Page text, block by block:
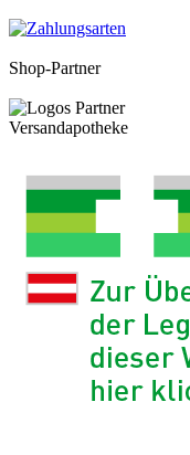
Shop-Partner
Versandapotheke